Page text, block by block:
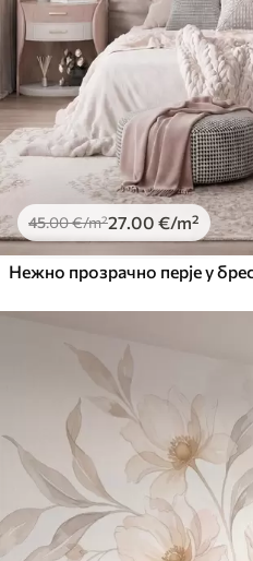
45.00€/m²27.00 €/m²